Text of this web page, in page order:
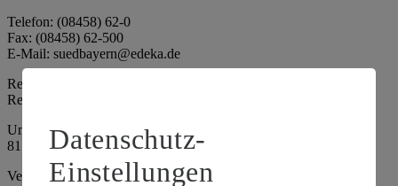
Telefon: (08458) 62-0
Fax: (08458) 62-500
E-Mail: suedbayern@edeka.de
Registergericht: Amtsgericht Ingolstadt
Registernummer: HRA 3325
Umsatzsteuer-Identifikationsnummer gem. § 27a UStG: DE
815764015
Vertretungsberechtigte: EDEKA Südbayern Handelsstiftung
Datenschutz-
Einstellungen